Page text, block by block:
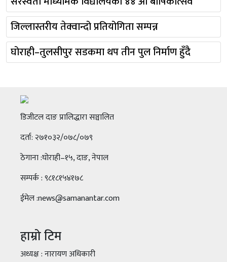
जिल्लास्तरीय तेक्वान्दो प्रतियोगिता सम्पन्न
घोराही–तुलसीपुर सडकमा थप तीन पुल निर्माण हुँदै
डिजीटल दाङ प्रालिद्धारा सञ्चालित
दर्ता: २७१०३२/०७८/०७९
ठेगाना :घोराही–१५, दाङ, नेपाल
सम्पर्क : ९८१८१५४१७८
ईमेल :news@samanantar.com
हाम्रो टिम
अध्यक्ष : नारायण अधिकारी